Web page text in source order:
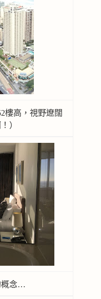
樓高，視野遼闊
）
概念…